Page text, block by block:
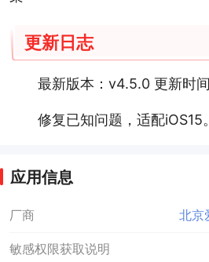
更新日志
最新版本：v4.5.0 更新时
修复已知问题，适配iOS15。
应用信息
厂商 北京
敏感权限获取说明